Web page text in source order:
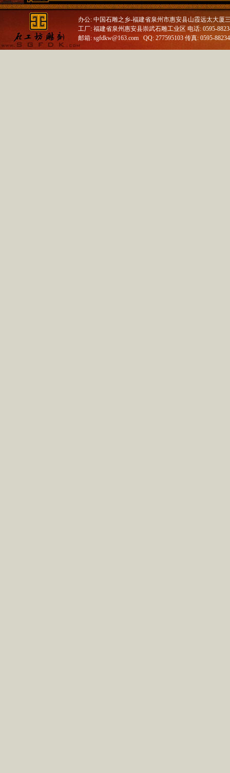
办公: 中国石雕之乡-福建省泉州市惠安县山霞远太大厦
工厂: 福建省泉州惠安县崇武石雕工业区 电话: 0595-
邮箱: sgfdkw@163.com QQ: 277595103 传真: 0595-